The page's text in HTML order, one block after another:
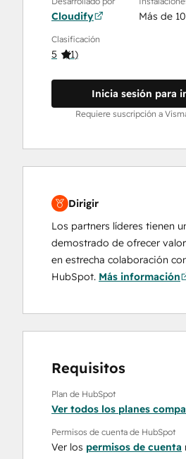
Cloudify Más de
Clasificación
5 (1)
Inicia sesión para
Requiere suscripción a
Dirigir
Los partners líderes tienen
demostrado de ofrecer
en estrecha colaboración
HubSpot. Más información
Requisitos
Plan de HubSpot
Ver todos los planes
Permisos de cuenta de HubSpot
Ver los permisos de cuenta